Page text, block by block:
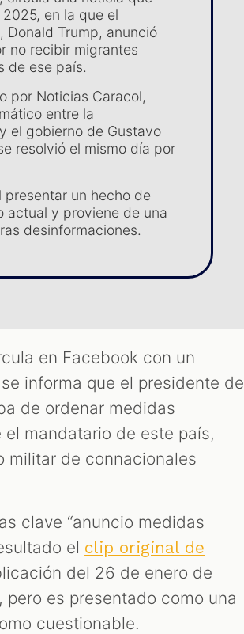
en la que el
Donald Trump, anunció
no recibir migrantes
de ese país.
por Noticias Caracol,
entre la
el gobierno de Gustavo
resolvió el mismo día por
un hecho de
actual y proviene de una
desinformaciones.
en Facebook con un
informa que el presidente de
de ordenar medidas
mandatario de este país,
militar de connacionales
clave “anuncio medidas
el clip original de
del 26 de enero de
es presentado como una
cuestionable.